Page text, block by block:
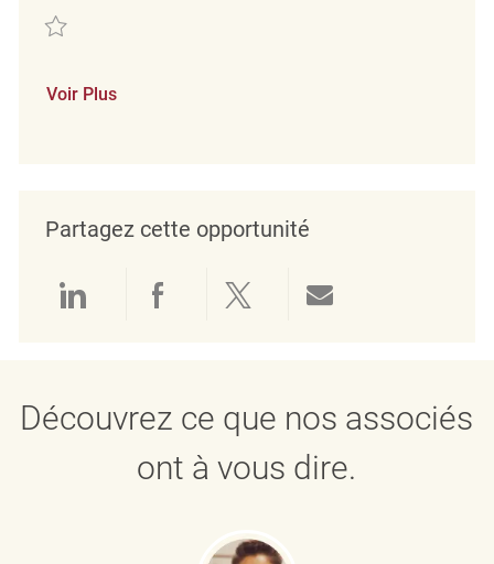
Sauvegarder Merchandising Coordinator REQ87681
Voir Plus
Partagez cette opportunité
Partager via LinkedIn
Partager via Facebook
Partager via twitter
Découvrez ce que nos associés
ont à vous dire.